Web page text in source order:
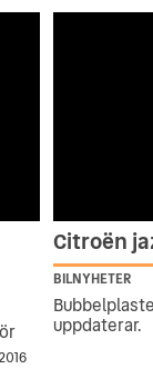
Citroën
BILNYHETER
uppdaterar.